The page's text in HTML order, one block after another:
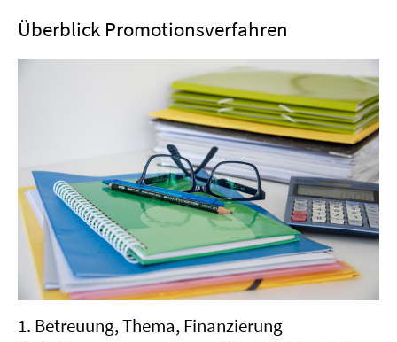
Überblick Promotionsverfahren
1. Betreuung, Thema, Finanzierung